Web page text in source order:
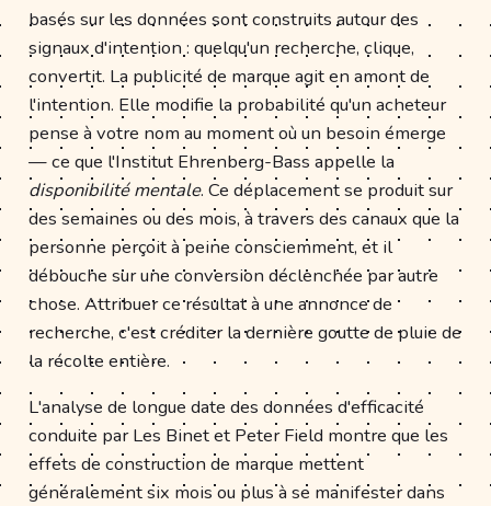
basés sur les données sont construits autour des
signaux d'intention : quelqu'un recherche, clique,
convertit. La publicité de marque agit en amont de
l'intention. Elle modifie la probabilité qu'un acheteur
pense à votre nom au moment où un besoin émerge
— ce que l'Institut Ehrenberg-Bass appelle la
disponibilité mentale. Ce déplacement se produit sur
des semaines ou des mois, à travers des canaux que la
personne perçoit à peine consciemment, et il
débouche sur une conversion déclenchée par autre
chose. Attribuer ce résultat à une annonce de
recherche, c'est créditer la dernière goutte de pluie de
la récolte entière.
L'analyse de longue date des données d'efficacité
conduite par Les Binet et Peter Field montre que les
effets de construction de marque mettent
généralement six mois ou plus à se manifester dans